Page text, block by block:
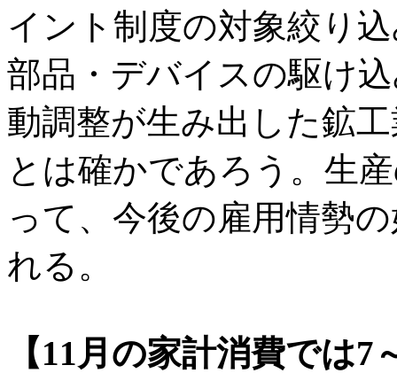
イント制度の対象絞り
部品・デバイスの駆け
動調整が生み出した鉱
とは確かであろう。生
って、今後の雇用情勢
れる。
【11月の家計消費では